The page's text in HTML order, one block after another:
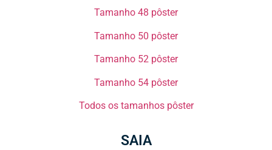
Tamanho 48 pôster​​
Tamanho 50 pôster​​
Tamanho 52 pôster​​
Tamanho 54 pôster​​
Todos os tamanhos pôster​
SAIA